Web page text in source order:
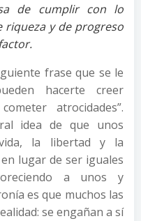
de cumplir con lo
y de progreso
frase que se le
hacerte creer
atrocidades”.
idea de que unos
la libertad y la
lugar de ser iguales
a unos y
es que muchos las
se engañan a sí